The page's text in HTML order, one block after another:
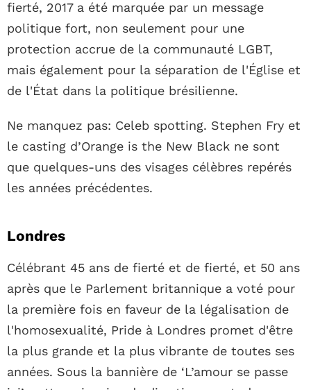
fierté, 2017 a été marquée par un message
politique fort, non seulement pour une
protection accrue de la communauté LGBT,
mais également pour la séparation de l'Église et
de l'État dans la politique brésilienne.
Ne manquez pas: Celeb spotting. Stephen Fry et
le casting d’Orange is the New Black ne sont
que quelques-uns des visages célèbres repérés
les années précédentes.
Londres
Célébrant 45 ans de fierté et de fierté, et 50 ans
après que le Parlement britannique a voté pour
la première fois en faveur de la légalisation de
l'homosexualité, Pride à Londres promet d'être
la plus grande et la plus vibrante de toutes ses
années. Sous la bannière de ‘L’amour se passe